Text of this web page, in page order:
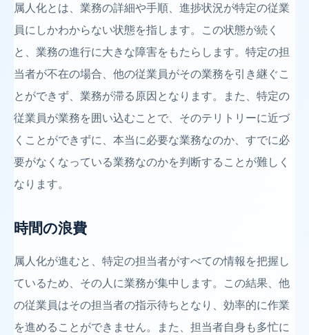
属人化とは、業務の詳細や手順、進捗状況が特定の従業
員にしかわからない状態を指します。この状態が続く
と、業務の進行に大きな障害をもたらします。特定の担
当者が不在の場合、他の従業員がその業務を引き継ぐこ
とができず、業務が滞る原因となります。また、特定の
従業員が業務を囲い込むことで、そのテリトリーに近づ
くことができずに、本当に必要な業務なのか、すでに必
要がなくなっている業務なのかを判断することが難しく
なります。
時間の浪費
属人化が進むと、特定の担当者がすべての情報を把握し
ているため、その人に業務が集中します。この結果、他
の従業員はその担当者の指示待ちとなり、効率的に作業
を進めることができません。また、担当者自身も多忙に